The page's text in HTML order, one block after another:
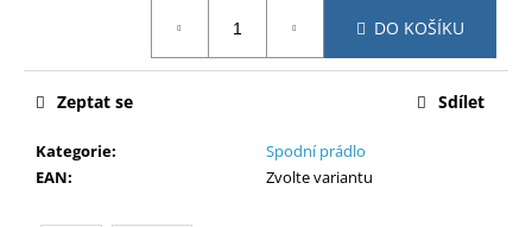
DO KOŠÍKU
Kategorie:
Spodní prádlo
EAN: Zvolte variantu
Zeptat se Sdílet
e